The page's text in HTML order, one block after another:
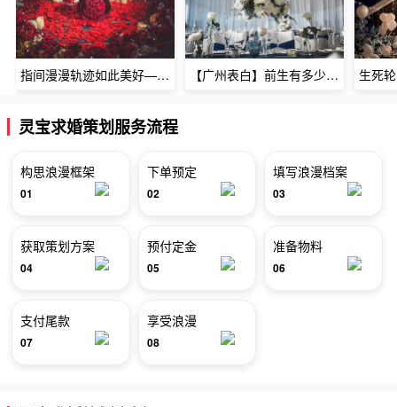
指间漫漫轨迹如此美好——深圳烈焰玫瑰生日惊喜 【广州表白】前生有多少未尽的缘7张
灵宝求婚策划服务流程
构思浪漫框架
01
下单预定
02
填写浪漫档案
03
获取策划方案
04
预付定金
05
准备物料
06
支付尾款
07
享受浪漫
08